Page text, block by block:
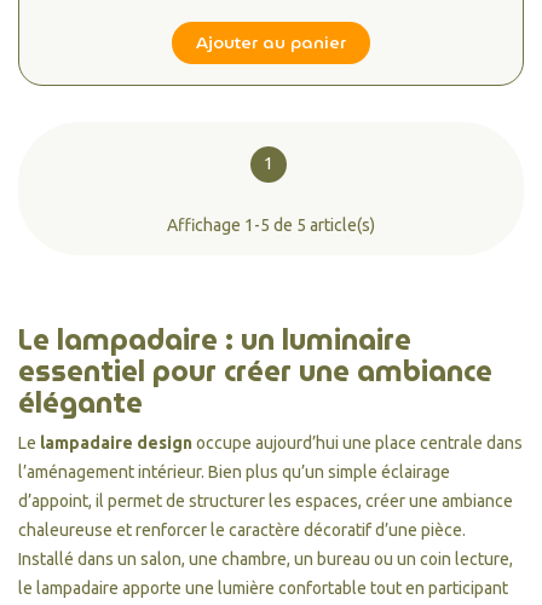
Ajouter au panier
1
Affichage 1-5 de 5 article(s)
Le lampadaire : un luminaire
essentiel pour créer une ambiance
élégante
Le lampadaire designoccupe aujourd’hui une place centrale dans
l’aménagement intérieur. Bien plus qu’un simple éclairage
d’appoint, il permet de structurer les espaces, créer une ambiance
chaleureuse et renforcer le caractère décoratif d’une pièce.
Installé dans un salon, une chambre, un bureau ou un coin lecture,
le lampadaire apporte une lumière confortable tout en participant